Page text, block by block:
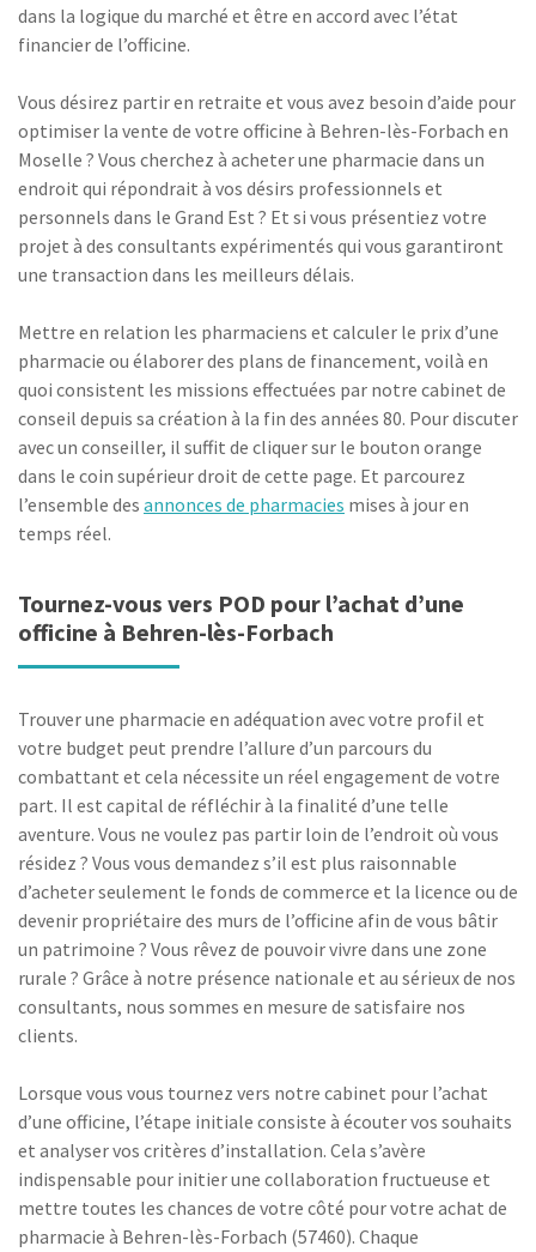
dans la logique du marché et être en accord avec l’état
financier de l’officine.
Vous désirez partir en retraite et vous avez besoin d’aide pour
optimiser la vente de votre officine à Behren-lès-Forbach en
Moselle ? Vous cherchez à acheter une pharmacie dans un
endroit qui répondrait à vos désirs professionnels et
personnels dans le Grand Est ? Et si vous présentiez votre
projet à des consultants expérimentés qui vous garantiront
une transaction dans les meilleurs délais.
Mettre en relation les pharmaciens et calculer le prix d’une
pharmacie ou élaborer des plans de financement, voilà en
quoi consistent les missions effectuées par notre cabinet de
conseil depuis sa création à la fin des années 80. Pour discuter
avec un conseiller, il suffit de cliquer sur le bouton orange
dans le coin supérieur droit de cette page. Et parcourez
l’ensemble des annonces de pharmacies mises à jour en
temps réel.
Tournez-vous vers POD pour l’achat d’une
officine à Behren-lès-Forbach
Trouver une pharmacie en adéquation avec votre profil et
votre budget peut prendre l’allure d’un parcours du
combattant et cela nécessite un réel engagement de votre
part. Il est capital de réfléchir à la finalité d’une telle
aventure. Vous ne voulez pas partir loin de l’endroit où vous
résidez ? Vous vous demandez s’il est plus raisonnable
d’acheter seulement le fonds de commerce et la licence ou de
devenir propriétaire des murs de l’officine afin de vous bâtir
un patrimoine ? Vous rêvez de pouvoir vivre dans une zone
rurale ? Grâce à notre présence nationale et au sérieux de nos
consultants, nous sommes en mesure de satisfaire nos
clients.
Lorsque vous vous tournez vers notre cabinet pour l’achat
d’une officine, l’étape initiale consiste à écouter vos souhaits
et analyser vos critères d’installation. Cela s’avère
indispensable pour initier une collaboration fructueuse et
mettre toutes les chances de votre côté pour votre achat de
pharmacie à Behren-lès-Forbach (57460). Chaque